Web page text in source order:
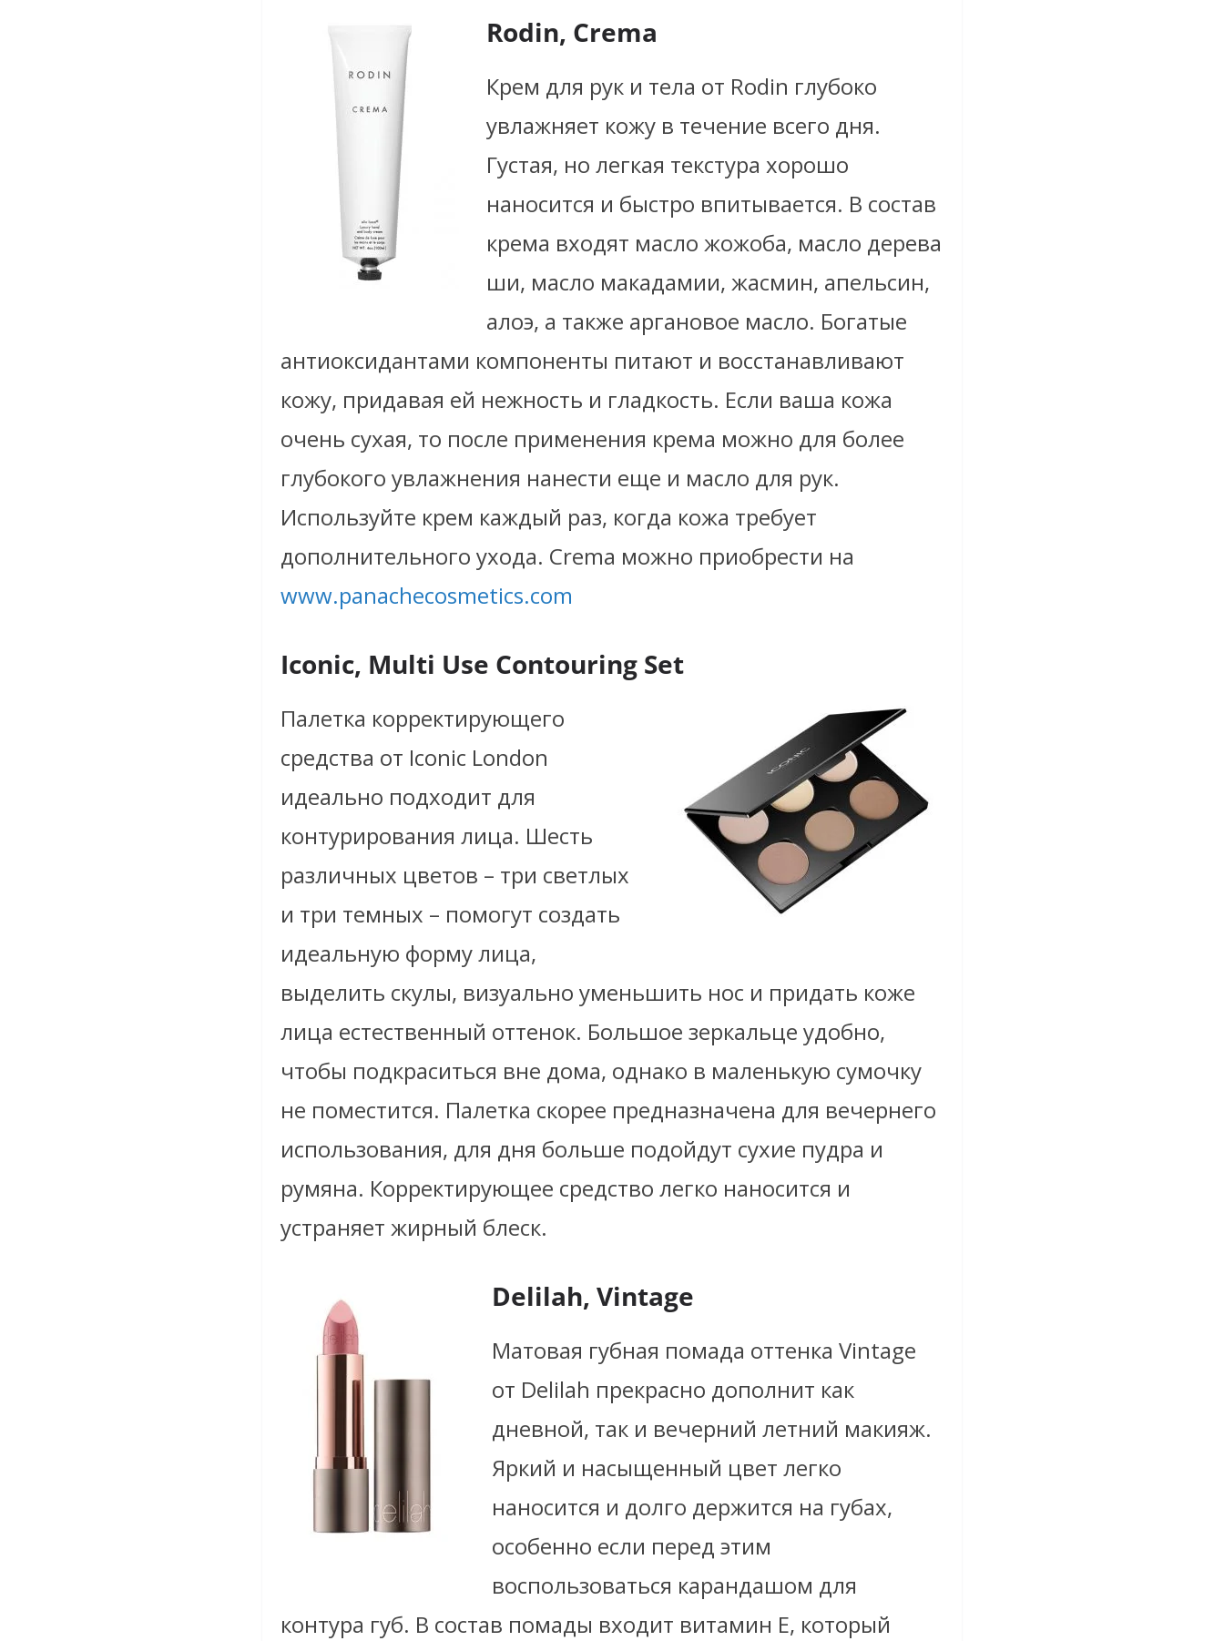
Rodin, Crema
Крем для рук и тела от Rodin глубоко
увлажняет кожу в течение всего дня.
Густая, но легкая текстура хорошо
наносится и быстро впитывается. В состав
крема входят масло жожоба, масло дерева
ши, масло макадамии, жасмин, апельсин,
алоэ, а также аргановое масло. Богатые
антиоксидантами компоненты питают и восстанавливают
кожу, придавая ей нежность и гладкость. Если ваша кожа
очень сухая, то после применения крема можно для более
глубокого увлажнения нанести еще и масло для рук.
Используйте крем каждый раз, когда кожа требует
дополнительного ухода. Crema можно приобрести на
www.panachecosmetics.com
Iconic, Multi Use Contouring Set
Палетка корректирующего
средства от Iconic London
идеально подходит для
контурирования лица. Шесть
различных цветов – три светлых
и три темных – помогут создать
идеальную форму лица,
выделить скулы, визуально уменьшить нос и придать коже
лица естественный оттенок. Большое зеркальце удобно,
чтобы подкраситься вне дома, однако в маленькую сумочку
не поместится. Палетка скорее предназначена для вечернего
использования, для дня больше подойдут сухие пудра и
румяна. Корректирующее средство легко наносится и
устраняет жирный блеск.
Delilah, Vintage
Матовая губная помада оттенка Vintage
от Delilah прекрасно дополнит как
дневной, так и вечерний летний макияж.
Яркий и насыщенный цвет легко
наносится и долго держится на губах,
особенно если перед этим
воспользоваться карандашом для
контура губ. В состав помады входит витамин Е, который